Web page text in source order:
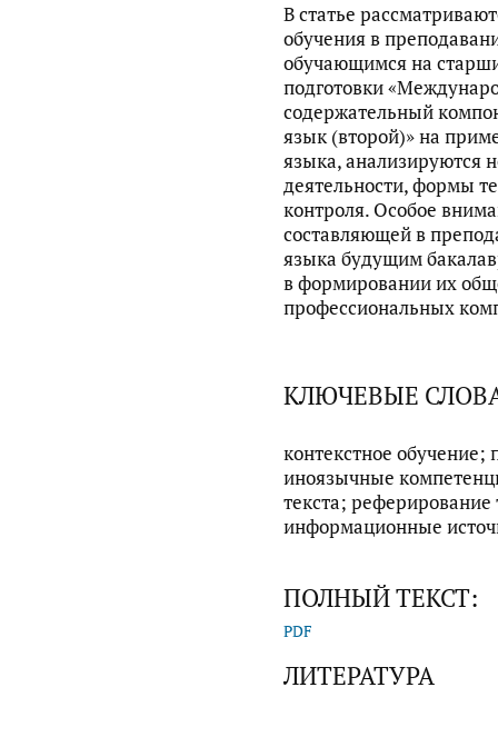
В статье
обучения в
обучающимся на
подготовки
содержательный
язык (второй)» на
языка, анализируются
деятельности, формы
контроля. Особое
составляющей в
языка будущим
в формировании их
профессиональных
КЛЮЧЕВЫЕ
контекстное
иноязычные
текста;
информационные
ПОЛНЫЙ ТЕКСТ:
PDF
ЛИТЕРАТУРА